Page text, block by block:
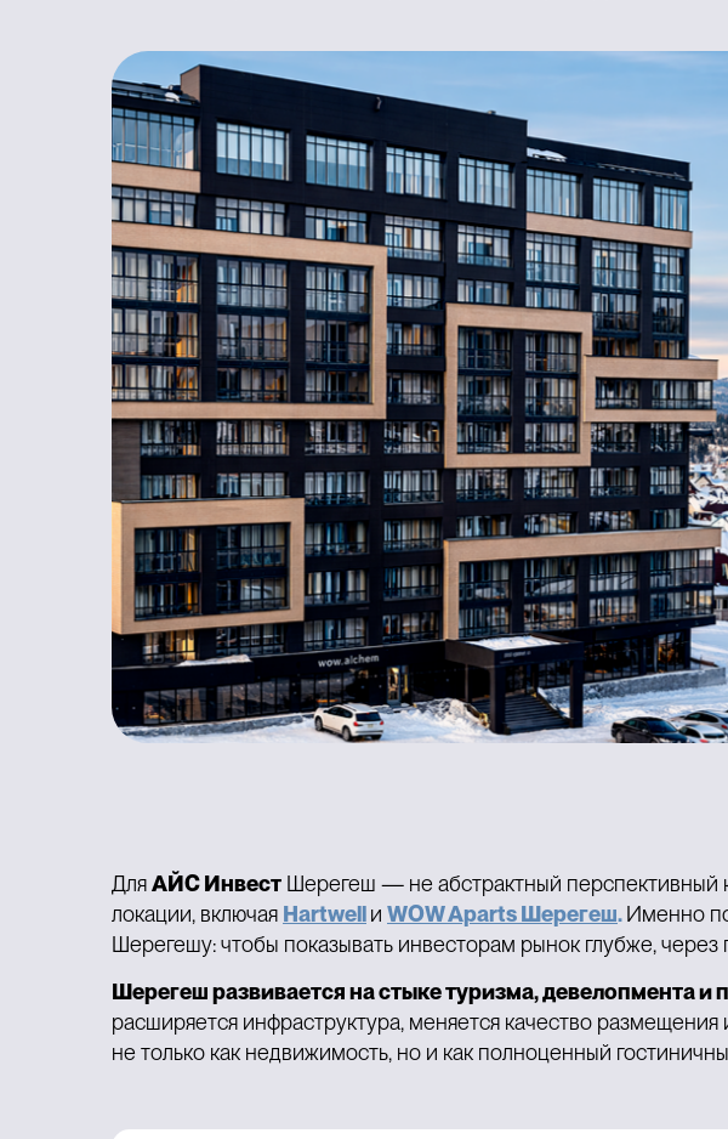
ДляАЙС Инвест Шерегеш — не абстрактный перспективный
локации, включая Hartwellи WOW Aparts Шерегеш.Именно
Шерегешу: чтобы показывать инвесторам рынок глубже,
Шерегеш развивается на стыке туризма, девелопмента и
расширяется инфраструктура, меняется качество
не только как недвижимость, но и как полноценный